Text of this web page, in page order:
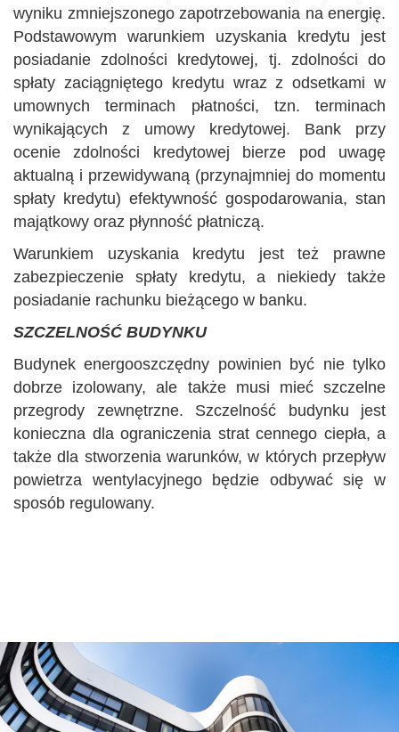
wyniku zmniejszonego zapotrzebowania na energię.
Podstawowym warunkiem uzyskania kredytu jest
posiadanie zdolności kredytowej, tj. zdolności do
spłaty zaciągniętego kredytu wraz z odsetkami w
umownych terminach płatności, tzn. terminach
wynikających z umowy kredytowej. Bank przy
ocenie zdolności kredytowej bierze pod uwagę
aktualną i przewidywaną (przynajmniej do momentu
spłaty kredytu) efektywność gospodarowania, stan
majątkowy oraz płynność płatniczą.
Warunkiem uzyskania kredytu jest też prawne
zabezpieczenie spłaty kredytu, a niekiedy także
posiadanie rachunku bieżącego w banku.
SZCZELNOŚĆ BUDYNKU
Budynek energooszczędny powinien być nie tylko
dobrze izolowany, ale także musi mieć szczelne
przegrody zewnętrzne. Szczelność budynku jest
konieczna dla ograniczenia strat cennego ciepła, a
także dla stworzenia warunków, w których przepływ
powietrza wentylacyjnego będzie odbywać się w
sposób regulowany.